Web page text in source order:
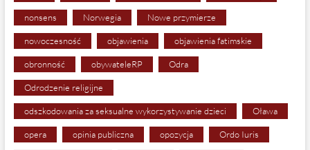
nonsens Norwegia Nowe przymierze
nowoczesność objawienia objawienia fatimskie
obronność obywateleRP Odra
Odrodzenie religijne
odszkodowania za seksualne wykorzystywanie dzieci Oława
opera opinia publiczna opozycja Ordo Iuris